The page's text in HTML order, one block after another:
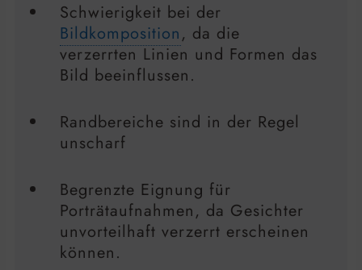
Schwierigkeit bei der
Bildkomposition, da die
verzerrten Linien und Formen das
Bild beeinflussen.
Randbereiche sind in der Regel
unscharf
Begrenzte Eignung für
Porträtaufnahmen, da Gesichter
unvorteilhaft verzerrt erscheinen
können.